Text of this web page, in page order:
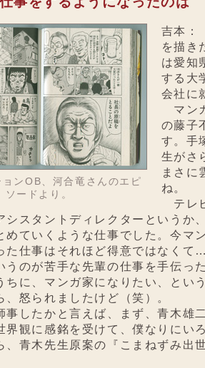
ンOB、河合竜さんのエピ
ソードより。
吉本：
を描き
は愛知
する大
会社に
マン
の藤子
す。手
生がさ
まさに
ね。
テレ
シスタントディレクターというか
めていくような仕事でした。今マ
た仕事はそれほど得意ではなく
うのが苦手な先輩の仕事を手伝っ
ちに、マンガ家になりたい、とい
、怒られましたけど（笑）。
したかと言えば、まず、青木雄
界観に感銘を受けて、僕なりにい
、青木先生原案の『こまねずみ出